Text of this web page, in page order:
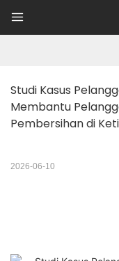
Studi Kasus
Membantu
Pembersihan di
2026-06-10